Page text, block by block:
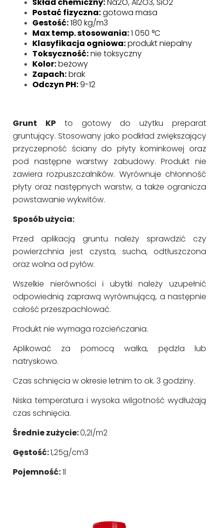
Postać fizyczna:gotowa masa
Gestość:180 kg/m3
Max temp. stosowania:1 050 °C
Klasyfikacja ogniowa:produkt niepalny
Toksyczność:nie toksyczny
Kolor:beżowy
Zapach:brak
Odczyn PH:9-12
Grunt KPto gotowy do użytku preparat
gruntujący. Stosowany jako podkład zwiększający
przyczepność ściany do płyty kominkowej oraz
pod następne warstwy zabudowy. Produkt nie
zawiera rozpuszczalników. Wyrównuje chłonność
płyty oraz następnych warstw, a także ogranicza
powstawanie wykwitów.
Sposób użycia:
Przed aplikacją gruntu należy sprawdzić czy
powierzchnia jest czysta, sucha, odtłuszczona
oraz wolna od pyłów.
Wszelkie nierówności i ubytki należy uzupełnić
odpowiednią zaprawą wyrównującą, a następnie
całość przeszpachlować.
Produkt nie wymaga rozcieńczania.
Aplikować za pomocą wałka, pędzla lub
natryskowo.
Czas schnięcia w okresie letnim to ok. 3 godziny.
Niska temperatura i wysoka wilgotność wydłużają
czas schnięcia.
Średnie zużycie:0,2l/m2
Gęstość:1,25g/cm3
Pojemność:1l